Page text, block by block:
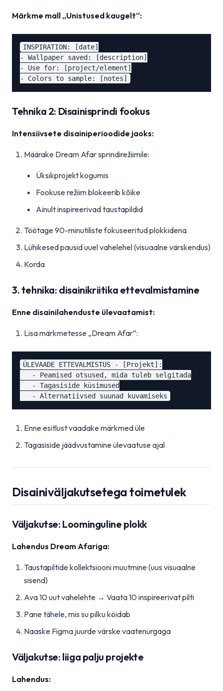
Märkme mall „Unistused kaugelt“:
INSPIRATION: [date]
- Wallpaper saved: [description]
- Use for: [project/element]
Tehnika 2: Disainisprindi fookus
Intensiivsete disainiperioodide jaoks:
Määrake Dream Afar sprindirežiimile:
Üksikprojekt kogumis
Fookuse režiim blokeerib kõike
Ainult inspireerivad taustapildid
Töötage 90-minutiliste fokuseeritud plokkidena
Lühikesed pausid uuel vahelehel (visuaalne värskendus)
Korda
3. tehnika: disainikriitika ettevalmistamine
Enne disainilahenduste ülevaatamist:
Lisa märkmetesse „Dream Afar”:
ÜLEVAADE ETTEVALMISTUS - [Projekt]:
   - Peamised otsused, mida tuleb selgitada
   - Tagasiside küsimused
Enne esitlust vaadake märkmed üle
Tagasiside jäädvustamine ülevaatuse ajal
Disainiväljakutsetega toimetulek
Väljakutse: Loominguline plokk
Lahendus Dream Afariga:
Taustapiltide kollektsiooni muutmine (uus visuaalne
sisend)
Ava 10 uut vahelehte → Vaata 10 inspireerivat pilti
Pane tähele, mis su pilku köidab
Naaske Figma juurde värske vaatenurgaga
Väljakutse: liiga palju projekte
Lahendus: